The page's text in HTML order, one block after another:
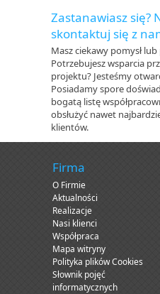
Zastanawiasz się?
skontaktuj się z
Masz ciekawy pomysł
Potrzebujesz wsparcia
projektu? Jesteśmy
Posiadamy spore
bogatą listę
obsłużyć nawet
klientów.
Firma
O Firmie
Aktualności
Realizacje
Nasi klienci
Współpraca
Mapa witryny
Polityka plików Cookies
Słownik pojęć
informatycznych